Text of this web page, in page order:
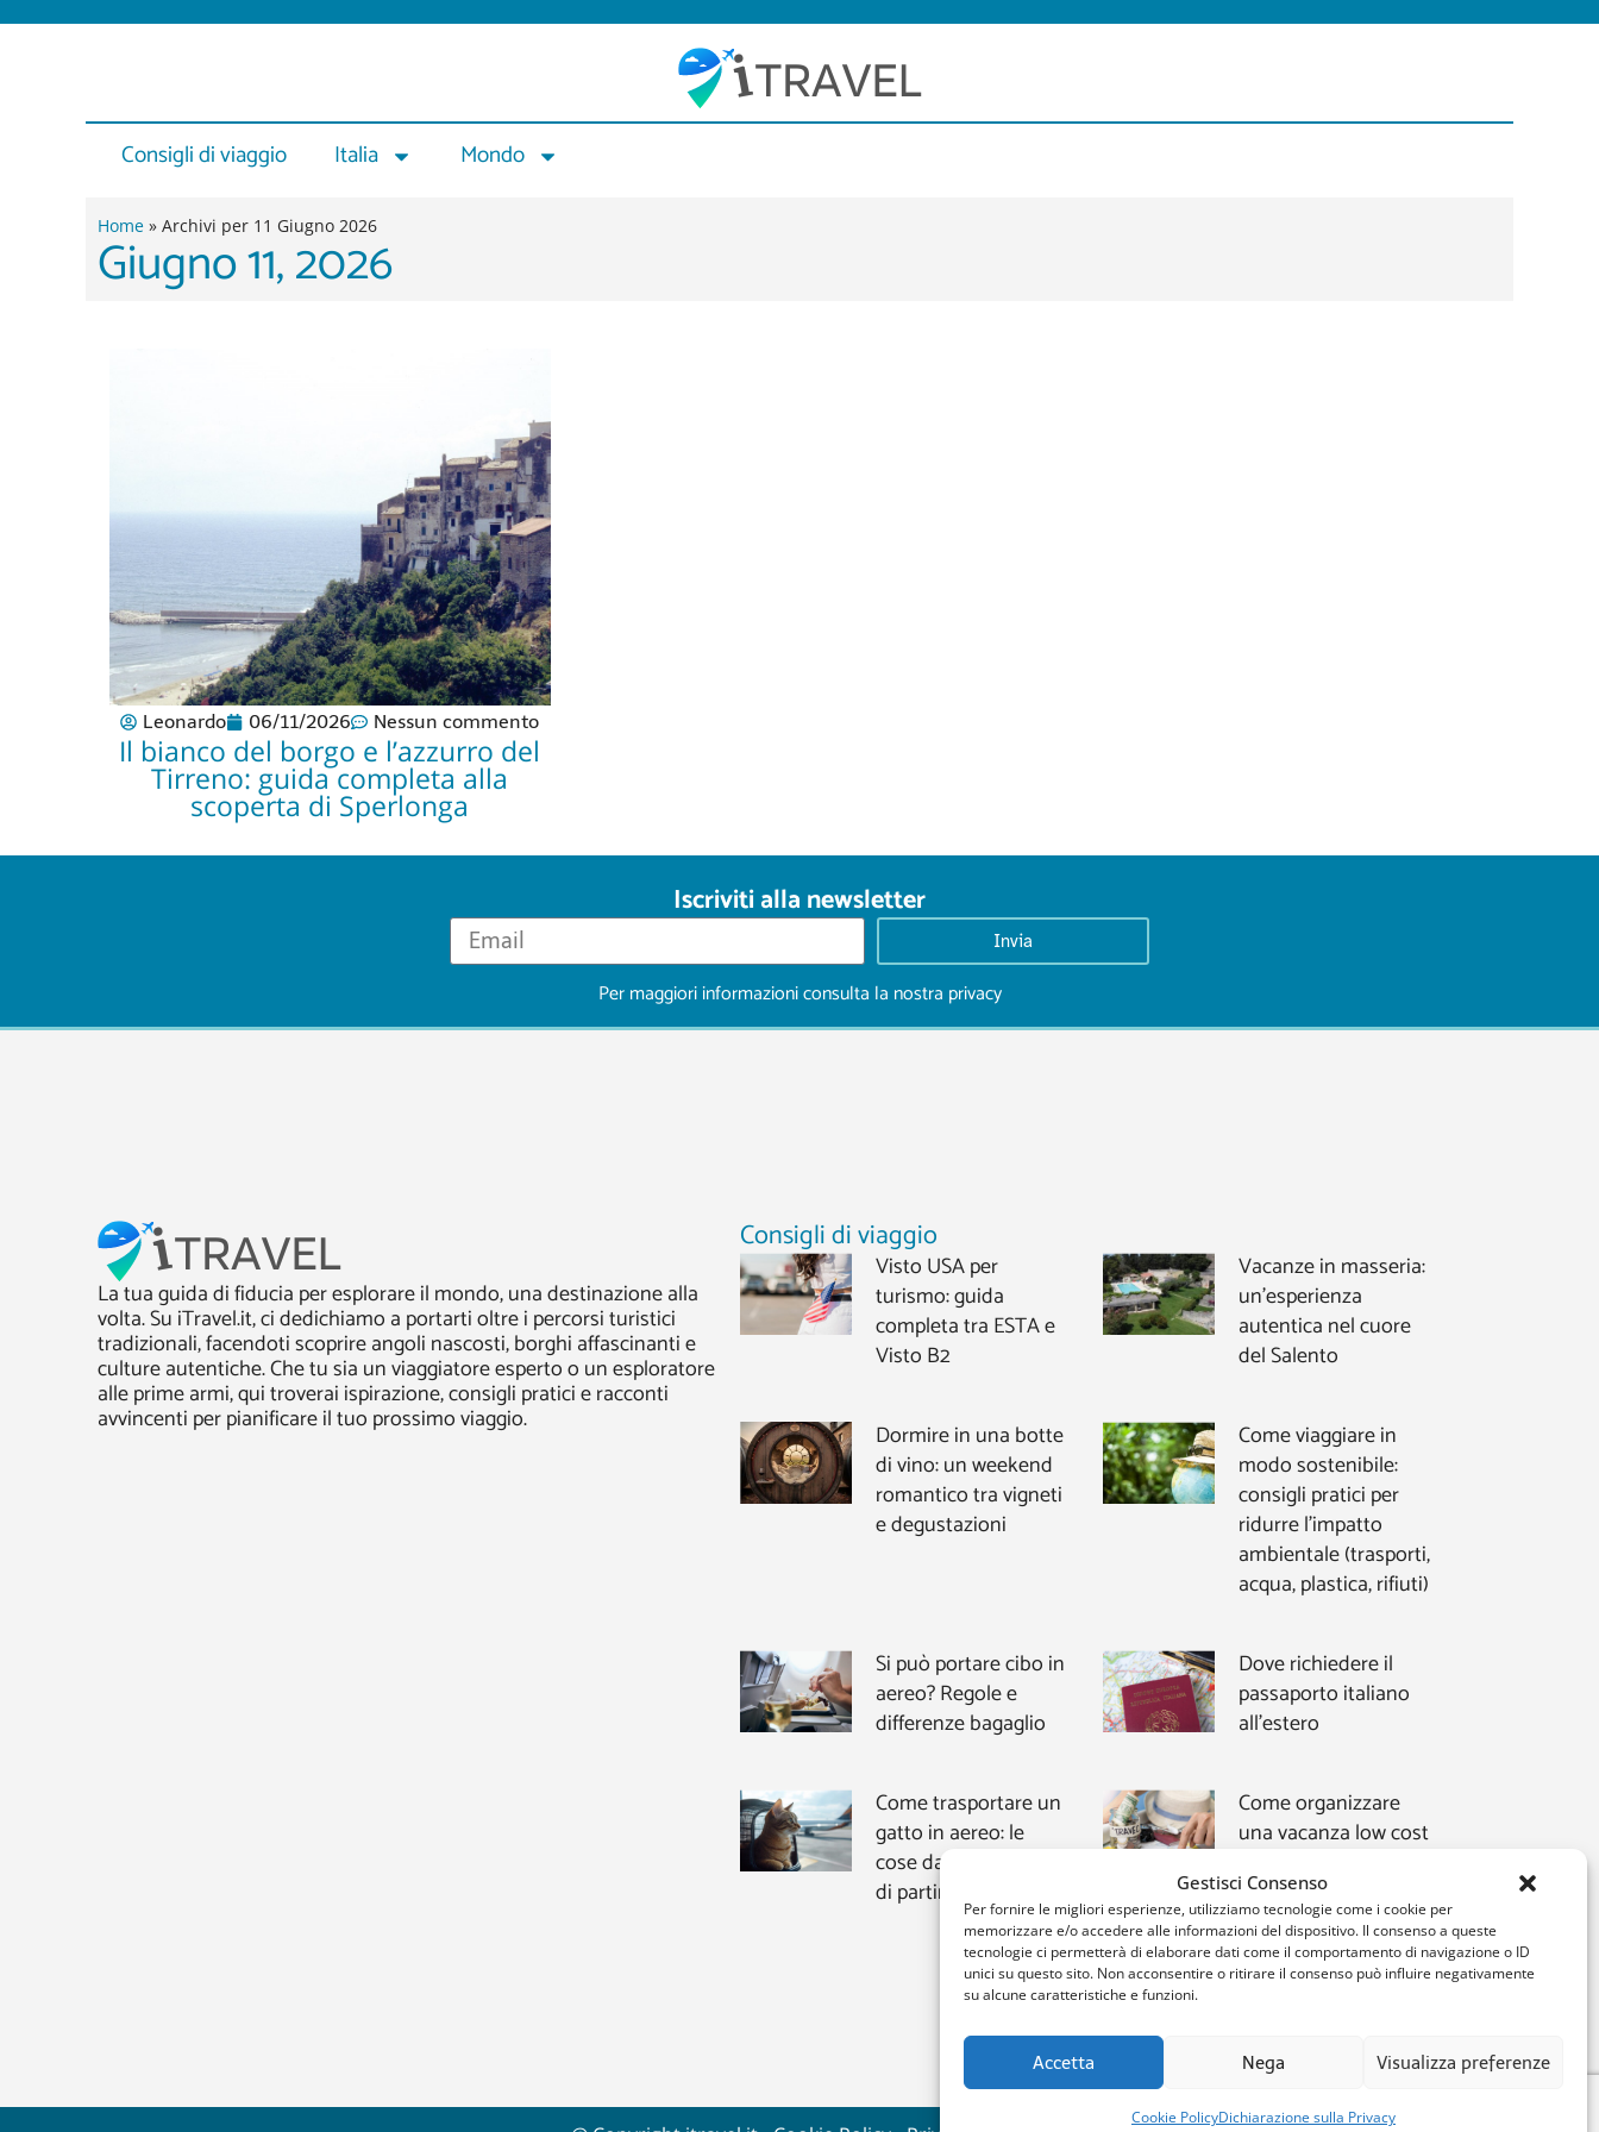
Gestisci Consenso
Per fornire le migliori esperienze, utilizziamo tecnologie come i cookie per
memorizzare e/o accedere alle informazioni del dispositivo. Il consenso a queste
tecnologie ci permetterà di elaborare dati come il comportamento di navigazione o ID
unici su questo sito. Non acconsentire o ritirare il consenso può influire negativamente
su alcune caratteristiche e funzioni.
Accetta Nega Visualizza preferenze
Cookie PolicyDichiarazione sulla Privacy
contenuto
Consigli di viaggio Italia Mondo
Home » Archivi per 11 Giugno 2026
Giugno 11, 2026
Leonardo 06/11/2026 Nessun commento
Il bianco del borgo e l’azzurro del
Tirreno: guida completa alla
scoperta di Sperlonga
Iscriviti alla newsletter
Invia
Per maggiori informazioni consulta la nostra privacy
La tua guida di fiducia per esplorare il mondo, una destinazione alla
volta. Su iTravel.it, ci dedichiamo a portarti oltre i percorsi turistici
tradizionali, facendoti scoprire angoli nascosti, borghi affascinanti e
culture autentiche. Che tu sia un viaggiatore esperto o un esploratore
alle prime armi, qui troverai ispirazione, consigli pratici e racconti
avvincenti per pianificare il tuo prossimo viaggio.
Consigli di viaggio
Visto USA per
turismo: guida
completa tra ESTA e
Visto B2
Vacanze in masseria:
un’esperienza
autentica nel cuore
del Salento
Dormire in una botte
di vino: un weekend
romantico tra vigneti
e degustazioni
Come viaggiare in
modo sostenibile:
consigli pratici per
ridurre l’impatto
ambientale (trasporti,
acqua, plastica, rifiuti)
Si può portare cibo in
aereo? Regole e
differenze bagaglio
Dove richiedere il
passaporto italiano
all’estero
Come trasportare un
gatto in aereo: le
cose da sapere prima
di partire
Come organizzare
una vacanza low cost